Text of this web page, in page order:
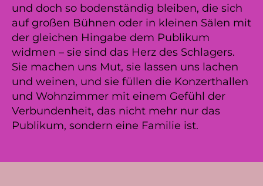
und doch so bodenständig bleiben, die sich
auf großen Bühnen oder in kleinen Sälen mit
der gleichen Hingabe dem Publikum
widmen – sie sind das Herz des Schlagers.
Sie machen uns Mut, sie lassen uns lachen
und weinen, und sie füllen die Konzerthallen
und Wohnzimmer mit einem Gefühl der
Verbundenheit, das nicht mehr nur das
Publikum, sondern eine Familie ist.